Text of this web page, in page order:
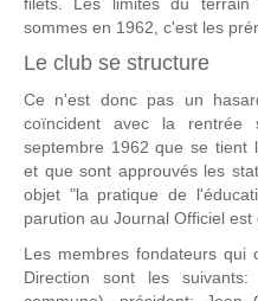
sommes en 1962, c'est les
Le club se structure
Ce n'est donc pas un
coïncident avec la
septembre 1962 que se tient
et que sont approuvés les
objet "la pratique de
parution au Journal Officiel est
Les membres fondateurs qui
Direction sont les